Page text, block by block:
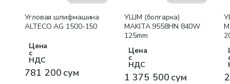
Угловая шлифмашина
ALTECO AG 1500-150
Цена
с
НДС
781 200 сум
Бесплатная доставка
УШМ (болгарка)
MAKITA 9558HN 840W
125mm
Цена
с
НДС
1 375 500 сум